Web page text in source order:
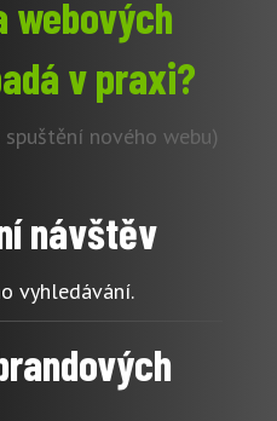
webových
v praxi?
nového webu)
návštěv
vyhledávání.